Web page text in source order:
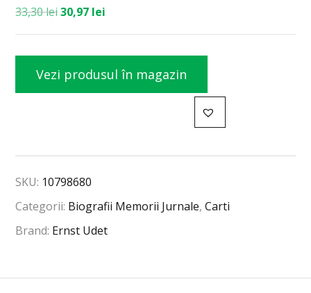
33,30lei30,97 lei
Vezi produsul în magazin
SKU: 10798680
Categorii: Biografii Memorii Jurnale,Carti
Brand: Ernst Udet